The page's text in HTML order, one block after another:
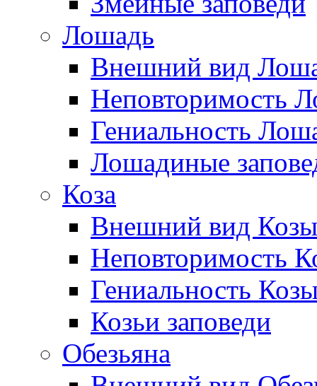
Лошадь
Внешний вид
Неповторимость
Гениальность
Лошадиные
Коза
Внешний вид Козы
Неповторимость
Гениальность
Козьи заповеди
Обезьяна